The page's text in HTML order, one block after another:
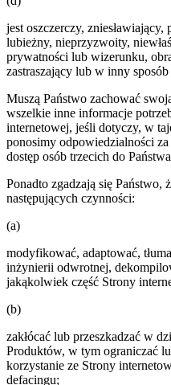
jest oszczerczy,
lubieżny, nieprzyzwoity,
prywatności lub wizerunku,
zastraszający lub w inny
Muszą Państwo zachować
wszelkie inne informacje
internetowej, jeśli dotyczy, w
ponosimy odpowiedzialności
dostęp osób trzecich do
Ponadto zgadzają się
następujących czynności:
(a)
modyfikować, adaptować,
inżynierii odwrotnej,
jakąkolwiek część Strony
(b)
zakłócać lub przeszkadzać w
Produktów, w tym ograniczać
korzystanie ze Strony
defacingu;